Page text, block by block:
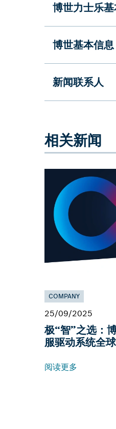
博世力士乐
博世基本信息
新闻联系人
相关新闻
COMPANY
25/09/2025
极“智”之选：
服驱动系统全
阅读更多